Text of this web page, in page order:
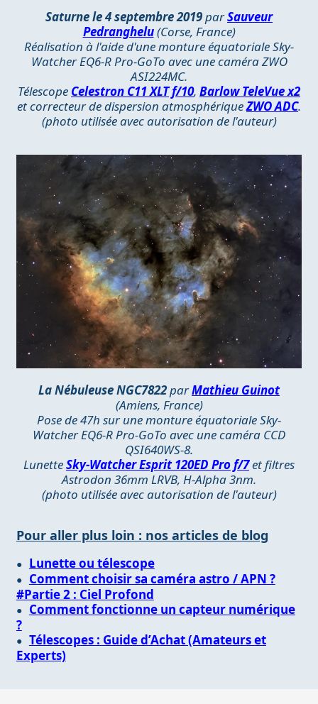
Saturne le 4 septembre 2019parSauveur
Pedranghelu(Corse, France)
Réalisation à l'aide d'une monture équatoriale Sky-
Watcher EQ6-R Pro-GoTo avec une caméra ZWO
ASI224MC.
Télescope Celestron C11 XLT f/10, Barlow TeleVue x2
et correcteur de dispersion atmosphériqueZWO ADC.
(photo utilisée avec autorisation de l'auteur)
La Nébuleuse NGC7822parMathieu Guinot
(Amiens, France)
Pose de 47h sur une monture équatoriale Sky-
Watcher EQ6-R Pro-GoTo avec une caméra CCD
QSI640WS-8.
LunetteSky-Watcher Esprit 120ED Pro f/7et filtres
Astrodon 36mm LRVB, H-Alpha 3nm.
(photo utilisée avec autorisation de l'auteur)
Pour aller plus loin : nos articles de blog
Lunette ou télescope
Comment choisir sa caméra astro / APN ?
#Partie 2 : Ciel Profond
Comment fonctionne un capteur numérique
?
Télescopes : Guide d’Achat (Amateurs et
Experts)